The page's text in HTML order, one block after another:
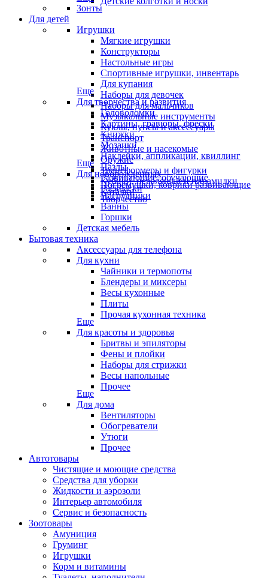
Зонты
Для детей
Игрушки
Мягкие игрушки
Конструкторы
Настольные игры
Спортивные игрушки, инвентарь
Для купания
Наборы для девочек
Наборы для мальчиков
Музыкальные инструменты
Куклы, пупсы и аксессуары
Транспорт
Животные и насекомые
Оружие
Трансформеры и фигурки
Кубики, неваляшки и пирамидки
Каталки
Еще
Для творчества и развития
Головоломки
Картины, гравюры, фрески
Книжки
Мозаики
Наклейки, аппликации, квиллинг
Пазлы
Развивающие, обучающие
Раскраски
Творчество
Еще
Для новорожденных
Погремушки, коврики развивающие
Нагрудники
Ванны
Горшки
Детская мебель
Бытовая техника
Аксессуары для телефона
Для кухни
Чайники и термопоты
Блендеры и миксеры
Весы кухонные
Плиты
Прочая кухонная техника
Еще
Для красоты и здоровья
Бритвы и эпиляторы
Фены и плойки
Наборы для стрижки
Весы напольные
Прочее
Еще
Для дома
Вентиляторы
Обогреватели
Утюги
Прочее
Автотовары
Чистящие и моющие средства
Средства для уборки
Жидкости и аэрозоли
Интерьер автомобиля
Сервис и безопасность
Зоотовары
Амуниция
Груминг
Игрушки
Корм и витамины